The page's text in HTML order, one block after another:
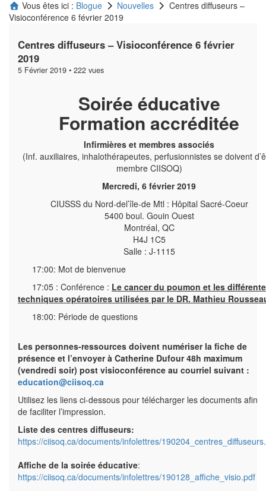
Vous êtes ici : Blogue Nouvelles
Centres diffuseurs –
Visioconférence 6 février 2019
Centres diffuseurs – Visioconférence 6 février
2019
5 Février 2019 • 222 vues
Soirée éducative
Formation accréditée
Infirmières et membres associés
(Inf. auxiliaires, inhalothérapeutes, perfusionnistes se doivent
membre CIISOQ)
Mercredi, 6 février 2019
CIUSSS du Nord-del’île-de Mtl : Hôpital Sacré-Coeur
5400 boul. Gouin Ouest
Montréal, QC
H4J 1C5
Salle : J-1115
17:00: Mot de bienvenue
17:05 : Conférence : Le cancer du poumon et les
techniques opératoires utilisées par le DR. Mathieu
18:00: Période de questions
Les personnes-ressources doivent numériser la fiche de
présence et l’envoyer à Catherine Dufour 48h maximum
(vendredi soir) post visioconférence au courriel suivant :
education@ciisoq.ca
Utilisez les liens ci-dessous pour télécharger les documents afin
de faciliter l’impression.
Liste des centres diffuseurs:
https://ciisoq.ca/documents/infolettres/
Affiche de la soirée éducative:
https://ciisoq.ca/documents/infolettres/190128_affiche_visio.pdf